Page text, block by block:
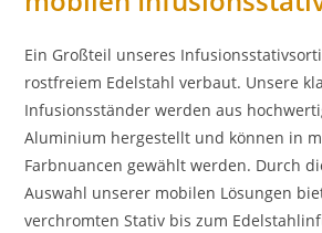
Ein Großteil unseres
rostfreiem Edelstahl verbaut. Unsere
Infusionsständer werden aus
Aluminium hergestellt und können in
Farbnuancen gewählt werden. Durch
Auswahl unserer mobilen Lösungen
verchromten Stativ bis zum